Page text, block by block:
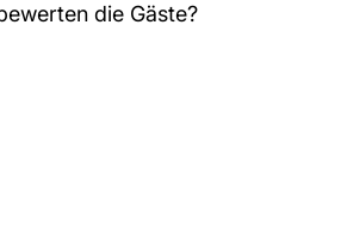
die Gäste?